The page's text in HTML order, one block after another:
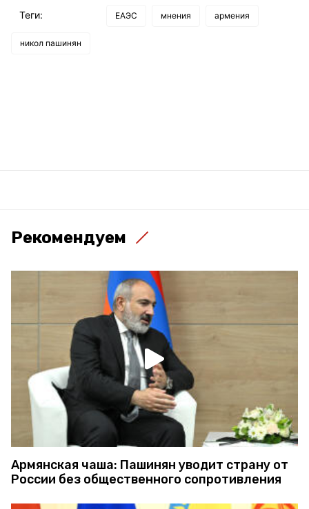
Теги: ЕАЭС мнения армения
никол пашинян
Рекомендуем
Армянская чаша: Пашинян уводит страну от
России без общественного сопротивления